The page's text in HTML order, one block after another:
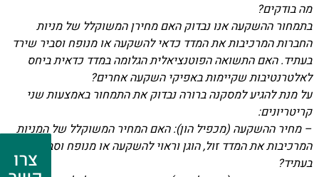
מה בודקים?
בתמחור ההשקעה אנו נבדוק האם מחירן המשוקלל של מניות
החברות המרכיבות את המדד כדאי להשקעה או מנופח וסביר שירד
בעתיד. האם התשואה הפוטנציאלית הגלומה במדד כדאית ביחס
לאלטרנטיבות שקיימות באפיקי השקעה אחרים?
על מנת להגיע למסקנה ברורה נבדוק את התמחור באמצעות שני
קריטריונים:
– מחיר ההשקעה (מכפיל הון): האם המחיר המשוקלל של המניות
המרכיבות את המדד זול, הוגן וראוי להשקעה או מנופח וסביר שירד
בעתיד?
צרו